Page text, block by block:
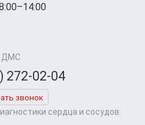
ДМС
272-02-04
звонок
сердца и сосудов: